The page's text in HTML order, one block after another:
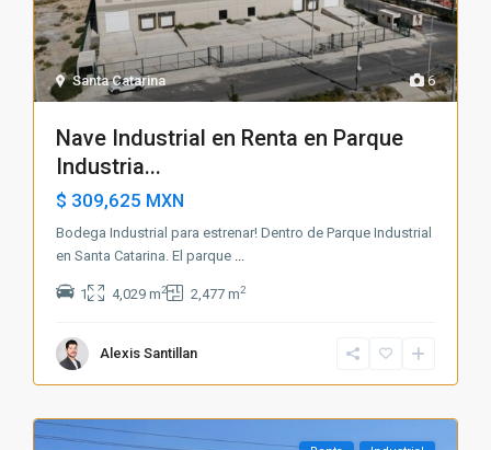
6
Santa Catarina
Nave Industrial en Renta en Parque
Industria...
$ 309,625 MXN
Bodega Industrial para estrenar! Dentro de Parque Industrial
en Santa Catarina. El parque
1 4,029 m2 2,477 m2
Alexis Santillan